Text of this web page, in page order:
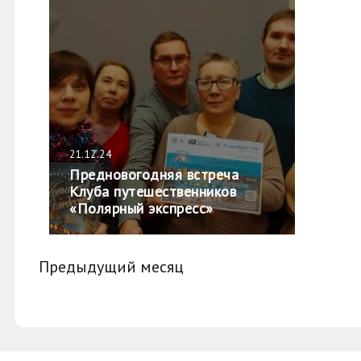
21.12.24
Предновогодняя встреча
Клуба путешественников
«Полярный экспресс»
Предыдущий месяц